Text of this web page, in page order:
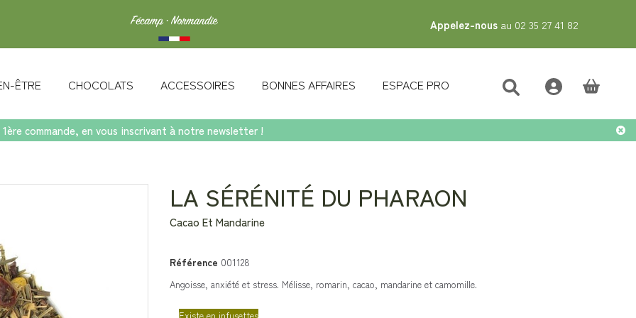
Appelez-nous au 02 35 27 41 82
ÊTRE CHOCOLATS ACCESSOIRES BONNES AFFAIRES ESPACE PRO
commande, en vous inscrivant à notre newsletter !
LA SÉRÉNITÉ DU PHARAON
Cacao Et Mandarine
Référence 001128
Angoisse, anxiété et stress. Mélisse, romarin, cacao, mandarine et camomille.